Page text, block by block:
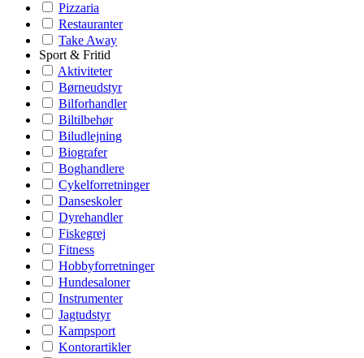
Pizzaria
Restauranter
Take Away
Sport & Fritid
Aktiviteter
Børneudstyr
Bilforhandler
Biltilbehør
Biludlejning
Biografer
Boghandlere
Cykelforretninger
Danseskoler
Dyrehandler
Fiskegrej
Fitness
Hobbyforretninger
Hundesaloner
Instrumenter
Jagtudstyr
Kampsport
Kontorartikler